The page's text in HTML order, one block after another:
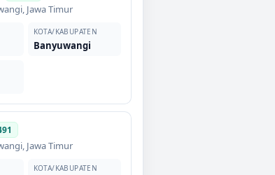
, Jawa Timur
KOTA/KABUPATEN
Banyuwangi
, Jawa Timur
KOTA/KABUPATEN